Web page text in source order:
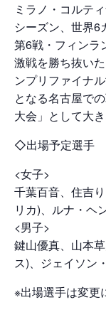
ミラノ・コルテ
シーズン、世界6
第6戦・フィンラ
激戦を勝ち抜い
ンプリファイナ
となる名古屋で
大会」として大
◇出場予定選手
<女子>
千葉百音、住吉
リカ)、ルナ・ヘ
<男子>
鍵山優真、山本
ス)、ジェイソン
※出場選手は変更